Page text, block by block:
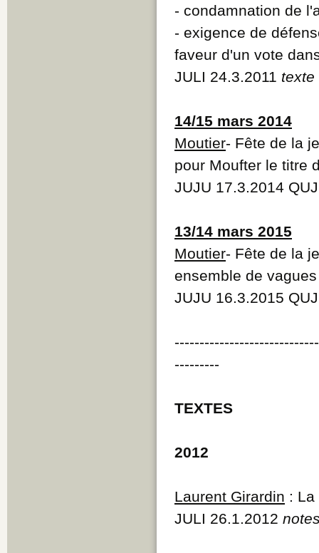
- condamnation de
- exigence de
faveur d'un vote
JULI 24.3.2011 texte
14/15 mars 2014
Moutier- Fête de la
pour Moufter le titre
JUJU 17.3.2014
13/14 mars 2015
Moutier- Fête de la
ensemble de
JUJU 16.3.2015
---------
TEXTES
2012
Laurent Girardin :
JULI 26.1.2012